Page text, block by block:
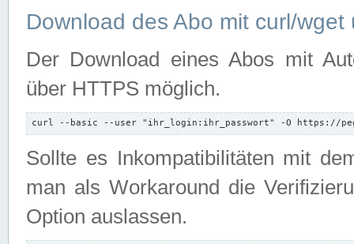
Download des Abo mit curl/
Der Download eines Abos mit
über HTTPS möglich.
curl --basic --user "ihr_login:ihr_passwort" -O https://
Sollte es Inkompatibilitäten mit
man als Workaround die
Option auslassen.